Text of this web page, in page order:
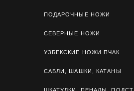
ПОДАРОЧНЫЕ НОЖИ
СЕВЕРНЫЕ НОЖИ
УЗБЕКСКИЕ НОЖИ ПЧАК
САБЛИ, ШАШКИ, КАТАНЫ